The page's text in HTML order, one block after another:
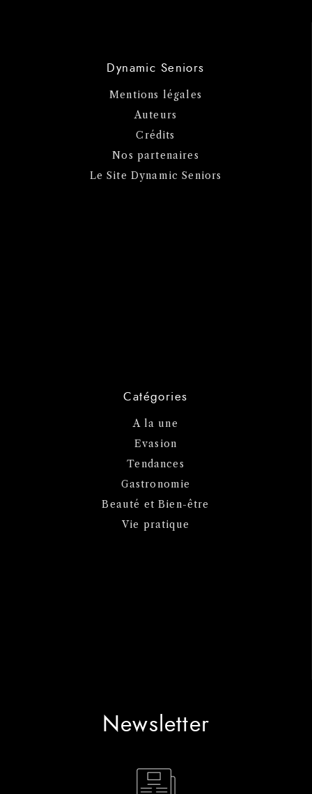
Dynamic Seniors
Mentions légales
Auteurs
Crédits
Nos partenaires
Le Site Dynamic Seniors
Catégories
A la une
Evasion
Tendances
Gastronomie
Beauté et Bien-être
Vie pratique
Newsletter